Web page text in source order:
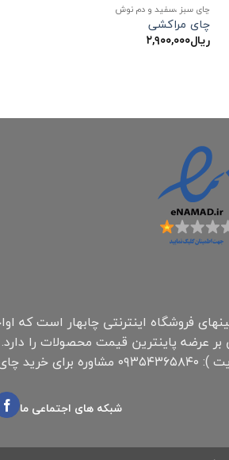
چای سبز ،سفید و دم نوش
چای مراکشی
ریال۲,۹۰۰,۰۰۰
شبکه های اجتماعی ما